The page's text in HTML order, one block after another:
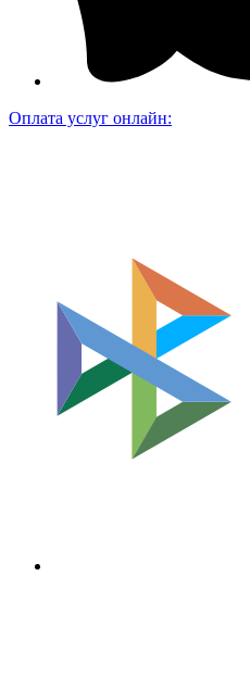
Оплата услуг онлайн: